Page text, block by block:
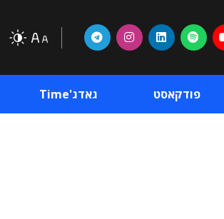
פודקאסט גאדג'Time